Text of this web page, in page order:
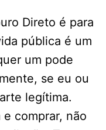
Direto é para
pública é um
um pode
se eu ou
legítima.
comprar, não